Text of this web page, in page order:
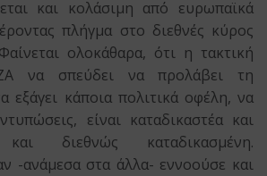
και κολάσιμη από ευρωπαϊκά
πλήγμα στο διεθνές κύρος
ολοκάθαρα, ότι η τακτική
να σπεύδει να προλάβει τη
εξάγει κάποια πολιτικά οφέλη, να
είναι καταδικαστέα και
διεθνώς καταδικασμένη.
-ανάμεσα στα άλλα- εννοούσε και